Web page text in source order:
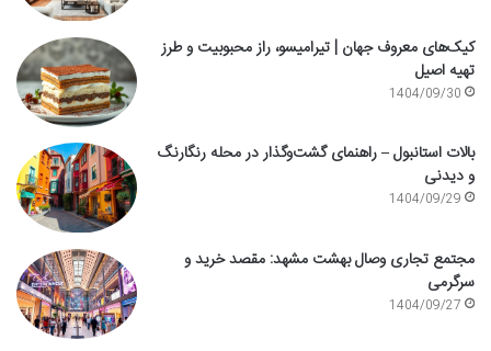
کیک‌های معروف جهان | تیرامیسو، راز محبوبیت و طرز
تهیه اصیل
1404/09/30
بالات استانبول – راهنمای گشت‌وگذار در محله رنگارنگ
و دیدنی
1404/09/29
مجتمع تجاری وصال بهشت مشهد: مقصد خرید و
سرگرمی
1404/09/27